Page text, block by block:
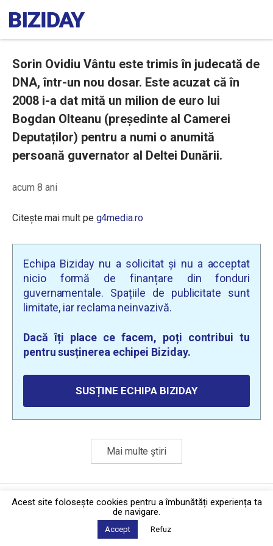
Sorin Ovidiu Vântu este trimis în judecată de
DNA, într-un nou dosar. Este acuzat că în
2008 i-a dat mită un milion de euro lui
Bogdan Olteanu (președinte al Camerei
Deputaților) pentru a numi o anumită
persoană guvernator al Deltei Dunării.
acum 8 ani
Citește mai mult pe g4media.ro
Echipa Biziday nu a solicitat și nu a acceptat
nicio formă de finanțare din fonduri
guvernamentale. Spațiile de publicitate sunt
limitate, iar reclama neinvazivă.
Dacă îți place ce facem, poți contribui tu
pentru susținerea echipei Biziday.
SUSȚINE ECHIPA BIZIDAY
Mai multe știri
Politica de confidențialitate·Contact
2026 © Biziday
Acest site foloseşte cookies pentru a îmbunătăți experiența ta
de navigare.
Accept Refuz